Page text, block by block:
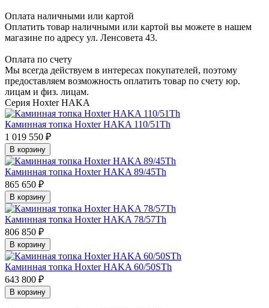
Оплата наличными или картой
Оплатить товар наличными или картой вы можете в нашем
магазине по адресу ул. Ленсовета 43.
Оплата по счету
Мы всегда действуем в интересах покупателей, поэтому
предоставляем возможность оплатить товар по счету юр.
лицам и физ. лицам.
Серия Hoxter HAKA
Каминная топка Hoxter HAKA 110/51Th
1 019 550 ₽
В корзину
Каминная топка Hoxter HAKA 89/45Th
865 650 ₽
В корзину
Каминная топка Hoxter HAKA 78/57Th
806 850 ₽
В корзину
Каминная топка Hoxter HAKA 60/50STh
643 800 ₽
В корзину